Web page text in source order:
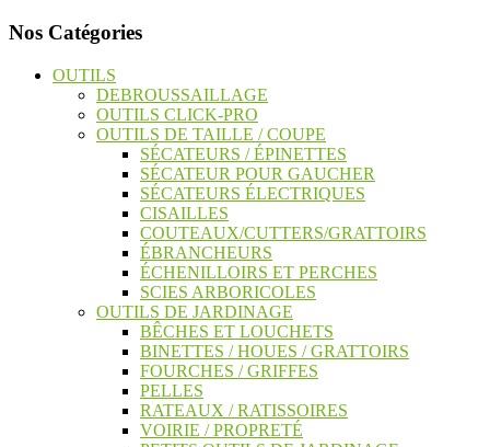
Nos Catégories
OUTILS
DEBROUSSAILLAGE
OUTILS CLICK-PRO
OUTILS DE TAILLE / COUPE
SÉCATEURS / ÉPINETTES
SÉCATEUR POUR GAUCHER
SÉCATEURS ÉLECTRIQUES
CISAILLES
COUTEAUX/CUTTERS/GRATTOIRS
ÉBRANCHEURS
ÉCHENILLOIRS ET PERCHES
SCIES ARBORICOLES
OUTILS DE JARDINAGE
BÊCHES ET LOUCHETS
BINETTES / HOUES / GRATTOIRS
FOURCHES / GRIFFES
PELLES
RATEAUX / RATISSOIRES
VOIRIE / PROPRETÉ